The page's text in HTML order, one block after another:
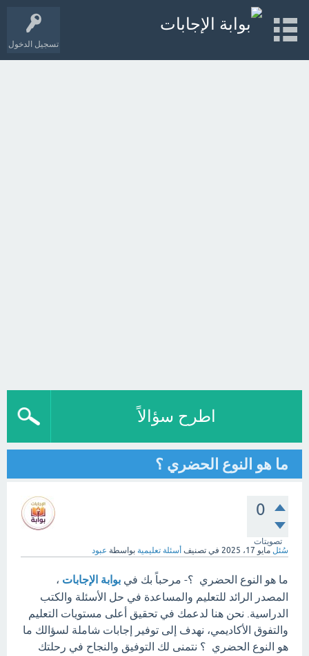
تسجيل الدخول
اطرح سؤالاً
ما هو النوع الحضري ؟
0
تصويتات
سُئل مايو 17، 2025 في تصنيف أسئلة تعليمية بواسطة عبود
ما هو النوع الحضري ؟- مرحباً بك في بوابة الإجابات ،
المصدر الرائد للتعليم والمساعدة في حل الأسئلة والكتب
الدراسية. نحن هنا لدعمك في تحقيق أعلى مستويات التعليم
والتفوق الأكاديمي، نهدف إلى توفير إجابات شاملة لسؤالك ما
هو النوع الحضري ؟ نتمنى لك التوفيق والنجاح في رحلتك